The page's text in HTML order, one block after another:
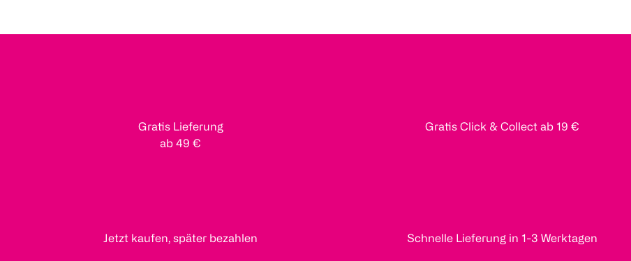
Gratis Lieferung
ab 49 €
Gratis Click & Collect ab 19 €
Jetzt kaufen, später bezahlen Schnelle Lieferung in 1-3 Werktagen